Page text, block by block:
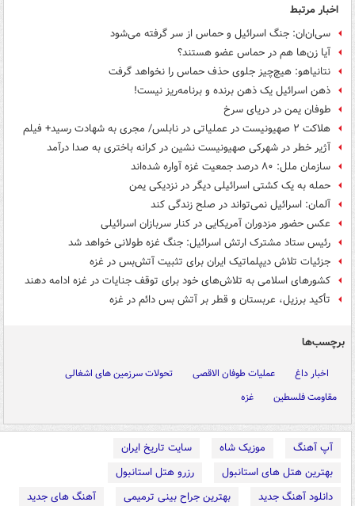
اخبار مرتبط
سی‌ان‌ان: جنگ اسرائیل و حماس از سر گرفته می‌شود
آیا زن‌ها هم در حماس عضو هستند؟
نتانیاهو: هیچ‌چیز جلوی حذف حماس را نخواهد گرفت
ذهن اسرائیل یک ذهن برنده و برنامه‌ریز نیست!
طوفان یمن در دریای سرخ
هلاکت ۲ صهیونیست در عملیاتی در نابلس/ مجری به شهادت رسید+ فیلم
آژیر خطر در شهرکی صهیونیست نشین در کرانه باختری به صدا درآمد
سازمان ملل: ۸۰ درصد جمعیت غزه آواره شده‌اند
حمله به یک کشتی اسرائیلی دیگر در نزدیکی یمن
آلمان: اسرائیل نمی‌تواند در صلح زندگی کند
عکس حضور مزدوران آمریکایی در کنار سربازان اسرائیلی
رئیس ستاد مشترک ارتش اسرائیل: جنگ غزه طولانی خواهد شد
جزئیات تلاش دیپلماتیک ایران برای تثبیت آتش‌بس در غزه
کشورهای اسلامی به تلاش‌های خود برای توقف جنایات در غزه ادامه دهند
تأکید برزیل، عربستان و قطر بر آتش بس دائم در غزه
برچسب‌ها
اخبار داغ عملیات طوفان الاقصی
تحولات سرزمین های اشغالی
مقاومت فلسطین
غزه
آپ آهنگ موزیک شاه
سایت تاریخ ایران
بهترین هتل های استانبول
رزرو هتل استانبول
دانلود آهنگ جدید
بهترین جراح بینی ترمیمی
آهنگ های جدید